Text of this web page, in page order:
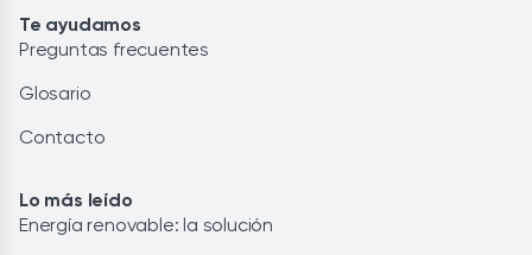
Te ayudamos
Preguntas frecuentes
Glosario
Contacto
Lo más leído
Energía renovable: la solución